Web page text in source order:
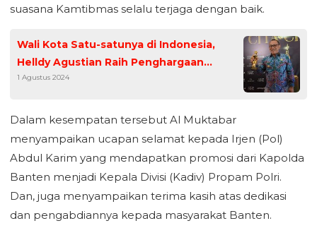
suasana Kamtibmas selalu terjaga dengan baik.
Wali Kota Satu-satunya di Indonesia,
Helldy Agustian Raih Penghargaan
Liputan6.com Sebagai Tokoh Inspiratif
Pendidikan Transformatif
1 Agustus 2024
Dalam kesempatan tersebut Al Muktabar
menyampaikan ucapan selamat kepada Irjen (Pol)
Abdul Karim yang mendapatkan promosi dari Kapolda
Banten menjadi Kepala Divisi (Kadiv) Propam Polri.
Dan, juga menyampaikan terima kasih atas dedikasi
dan pengabdiannya kepada masyarakat Banten.